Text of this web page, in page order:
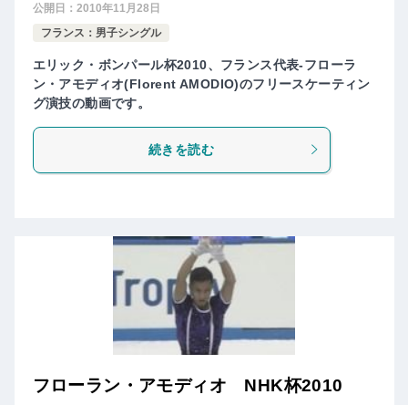
公開日： 2010年11月28日
フランス：男子シングル
エリック・ボンパール杯2010、フランス代表-フローラ
ン・アモディオ(Florent AMODIO)のフリースケーティン
グ演技の動画です。
続きを読む
フローラン・アモディオ NHK杯2010